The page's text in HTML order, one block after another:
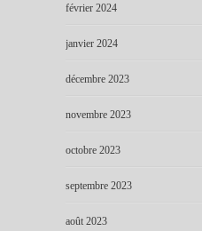
février 2024
janvier 2024
décembre 2023
novembre 2023
octobre 2023
septembre 2023
août 2023